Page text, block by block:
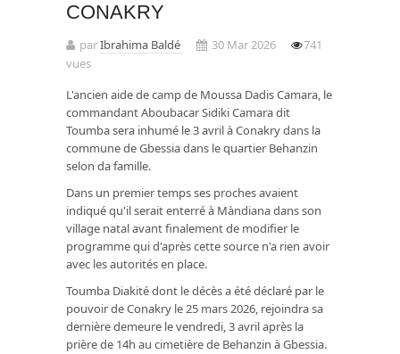
CONAKRY
parIbrahima Baldé 30 Mar 2026
741
vues
L'ancien aide de camp de Moussa Dadis Camara, le
commandant Aboubacar Sidiki Camara dit
Toumba sera inhumé le 3 avril à Conakry dans la
commune de Gbessia dans le quartier Behanzin
selon da famille.
Dans un premier temps ses proches avaient
indiqué qu'il serait enterré à Màndiana dans son
village natal avant finalement de modifier le
programme qui d'après cette source n'a rien avoir
avec les autorités en place.
Toumba Diakité dont le décès a été déclaré par le
pouvoir de Conakry le 25 mars 2026, rejoindra sa
dernière demeure le vendredi, 3 avril après la
prière de 14h au cimetière de Behanzin à Gbessia.